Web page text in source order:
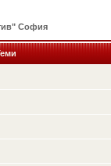
София